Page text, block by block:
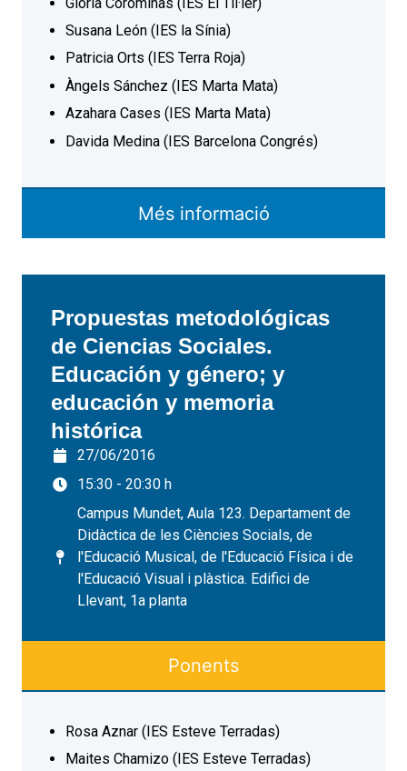
Més informació
Susana León (IES la Sínia)
Patricia Orts (IES Terra Roja)
Àngels Sánchez (IES Marta Mata)
Azahara Cases (IES Marta Mata)
Davida Medina (IES Barcelona Congrés)
Propuestas metodológicas
de Ciencias Sociales.
Educación y género; y
educación y memoria
histórica
27/06/2016
15:30 - 20:30 h
Campus Mundet, Aula 123. Departament de
Didàctica de les Ciències Socials, de
l'Educació Musical, de l'Educació Física i de
l'Educació Visual i plàstica. Edifici de
Llevant, 1a planta
Ponents
Rosa Aznar (IES Esteve Terradas)
Maites Chamizo (IES Esteve Terradas)